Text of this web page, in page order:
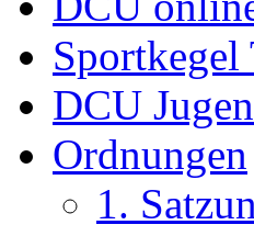
Sportkegel
DCU
Ordnungen
1.